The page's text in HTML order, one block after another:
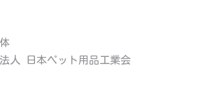
人 日本ペット用品工業会